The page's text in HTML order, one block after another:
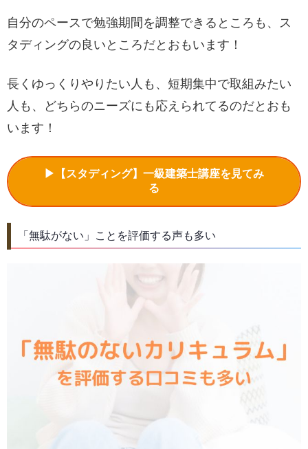
自分のペースで勉強期間を調整できるところも、ス
タディングの良いところだとおもいます！
長くゆっくりやりたい人も、短期集中で取組みたい
人も、どちらのニーズにも応えられてるのだとおも
います！
▶【スタディング】一級建築士講座を見てみ
る
「無駄がない」ことを評価する声も多い